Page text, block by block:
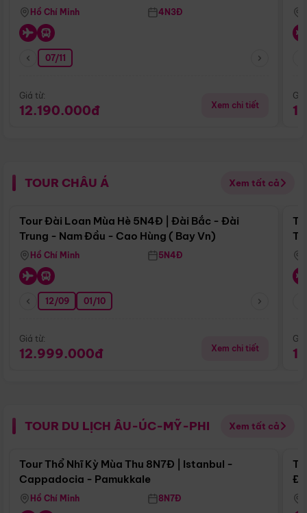
Hồ Chí Minh 4N3Đ
07/11
Giá từ:
12.190.000đ Xem chi tiết
TOUR CHÂU Á Xem tất cả
Điểm nổi bật
Tour Đài Loan Mùa Hè 5N4Đ | Đài Bắc - Đài
Trung - Nam Đầu - Cao Hùng ( Bay Vn)
Hồ Chí Minh 5N4Đ
12/09 01/10
Giá từ:
12.999.000đ Xem chi tiết
TOUR DU LỊCH ÂU-ÚC-MỸ-PHI Xem tất cả
Điểm nổi bật
Tour Thổ Nhĩ Kỳ Mùa Thu 8N7Đ | Istanbul -
Cappadocia - Pamukkale
Hồ Chí Minh 8N7Đ